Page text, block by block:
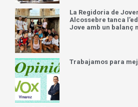
La Regidoria de
Alcossebre tanca
Jove amb un balanç
Trabajamos para